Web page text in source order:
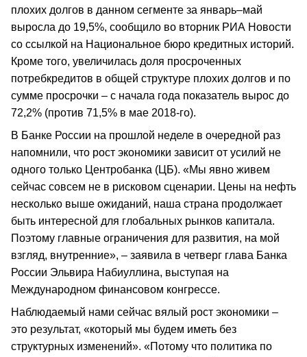
плохих долгов в данном сегменте за январь–май
выросла до 19,5%, сообщило во вторник РИА Новости
со ссылкой на Национальное бюро кредитных историй.
Кроме того, увеличилась доля просроченных
потребкредитов в общей структуре плохих долгов и по
сумме просрочки – с начала года показатель вырос до
72,2% (против 71,5% в мае 2018-го).
В Банке России на прошлой неделе в очередной раз
напомнили, что рост экономики зависит от усилий не
одного только Центробанка (ЦБ). «Мы явно живем
сейчас совсем не в рисковом сценарии. Цены на нефть
несколько выше ожиданий, наша страна продолжает
быть интересной для глобальных рынков капитала.
Поэтому главные ограничения для развития, на мой
взгляд, внутренние», – заявила в четверг глава Банка
России Эльвира Набиуллина, выступая на
Международном финансовом конгрессе.
Наблюдаемый нами сейчас вялый рост экономики –
это результат, «который мы будем иметь без
структурных изменений». «Потому что политика по